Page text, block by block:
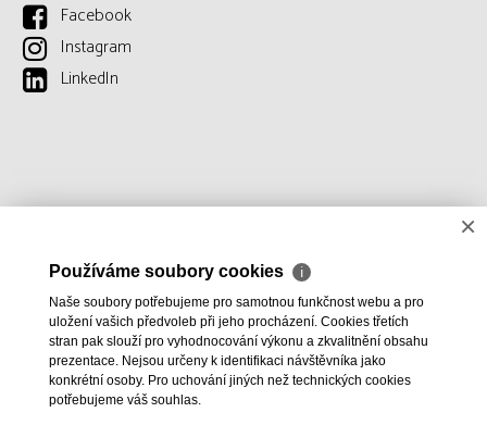
Facebook
Instagram
LinkedIn
×
Používáme soubory cookies ℹ
Naše soubory potřebujeme pro samotnou funkčnost webu a pro
uložení vašich předvoleb při jeho procházení. Cookies třetích
stran pak slouží pro vyhodnocování výkonu a zkvalitnění obsahu
prezentace. Nejsou určeny k identifikaci návštěvníka jako
konkrétní osoby. Pro uchování jiných než technických cookies
potřebujeme váš souhlas.